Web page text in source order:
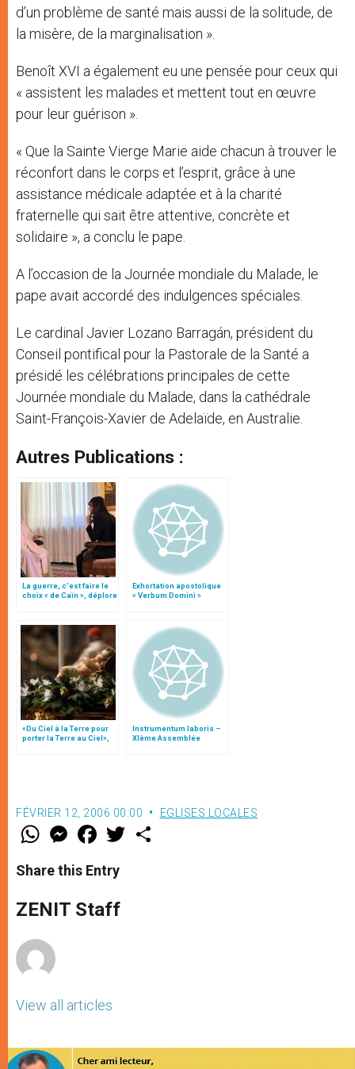
d’un problème de santé mais aussi de la solitude, de
la misère, de la marginalisation ».
Benoît XVI a également eu une pensée pour ceux qui
« assistent les malades et mettent tout en œuvre
pour leur guérison ».
« Que la Sainte Vierge Marie aide chacun à trouver le
réconfort dans le corps et l’esprit, grâce à une
assistance médicale adaptée et à la charité
fraternelle qui sait être attentive, concrète et
solidaire », a conclu le pape.
A l’occasion de la Journée mondiale du Malade, le
pape avait accordé des indulgences spéciales.
Le cardinal Javier Lozano Barragán, président du
Conseil pontifical pour la Pastorale de la Santé a
présidé les célébrations principales de cette
Journée mondiale du Malade, dans la cathédrale
Saint-François-Xavier de Adelaïde, en Australie.
Autres Publications :
La guerre, c’est faire le
choix « de Caïn », déplore
Exhortation apostolique
« Verbum Domini »
«Du Ciel à la Terre pour
porter la Terre au Ciel»,
Instrumentum laboris –
XIème Assemblée
FÉVRIER 12, 2006 00:00 EGLISES LOCALES
W
t
s
p
p
M
e
s
e
g
e
F
a
e
b
o
k
w
Share this Entry
ZENIT Staff
View all articles